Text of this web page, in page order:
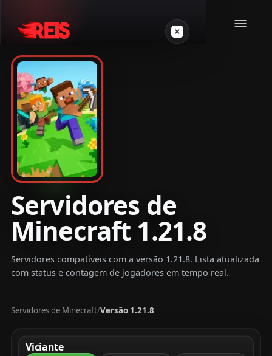
Minecraft
Outros jogos
VPS Gamer
Login
Crie seu servidor
Servidores de
Minecraft 1.21.8
Servidores compatíveis com a versão 1.21.8. Lista atualizada
com status e contagem de jogadores em tempo real.
Servidores de Minecraft/Versão 1.21.8
Tabela com servidores Minecraft, mostrando rank,
Viciante